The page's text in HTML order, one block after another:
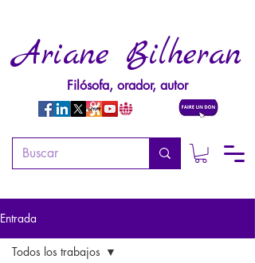
Ariane Bilheran
Filósofa, orador, autor
Entrada
Todos los trabajos